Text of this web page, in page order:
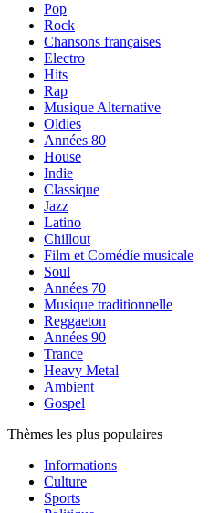
Pop
Rock
Chansons françaises
Electro
Hits
Rap
Musique Alternative
Oldies
Années 80
House
Indie
Classique
Jazz
Latino
Chillout
Film et Comédie musicale
Soul
Années 70
Musique traditionnelle
Reggaeton
Années 90
Trance
Heavy Metal
Ambient
Gospel
Thèmes les plus populaires
Informations
Culture
Sports